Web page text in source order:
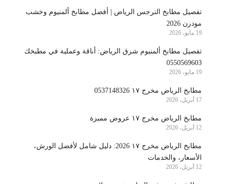
تفصيل مطابخ النرجس الرياض | أفضل مطابخ ألمنيوم وخشب
مودرن 2026
19 مايو، 2026
تفصيل مطابخ ألمنيوم شرق الرياض: أناقة وعملية في مطبخك
0550569603
19 مايو، 2026
مطابخ الرياض مخرج ١٧ 0537148326
17 أبريل، 2026
مطابخ الرياض مخرج ١٧ عروض مميزة
12 أبريل، 2026
مطابخ الرياض مخرج ١٧ 2026: دليل شامل لأفضل الورش،
الأسعار، والخدمات
12 أبريل، 2026